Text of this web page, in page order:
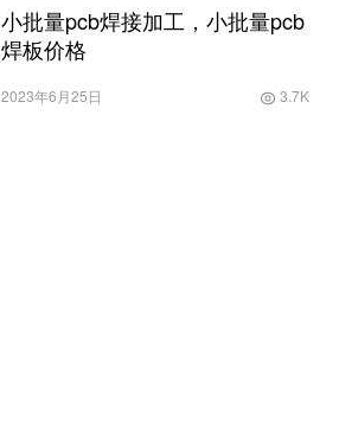
小批量pcb焊接加工，小批量pcb
焊板价格
2023年6月25日 3.7K